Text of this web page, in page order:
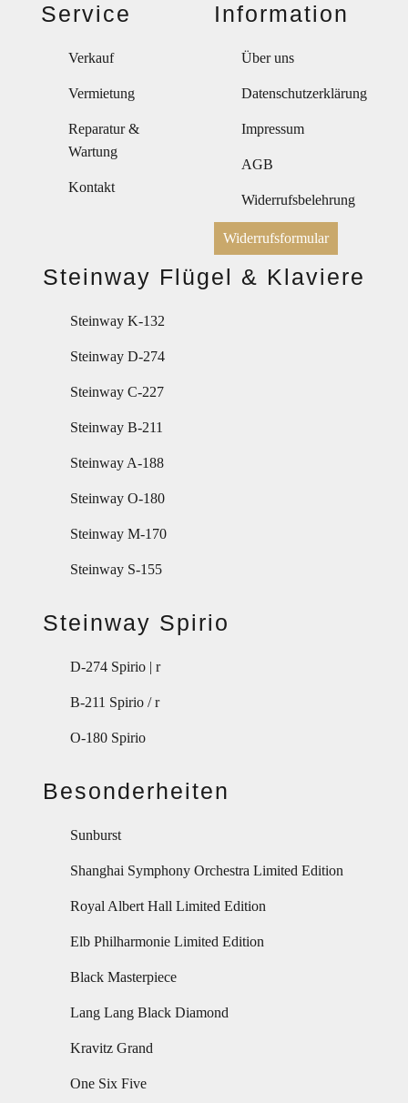
Service
Verkauf
Vermietung
Reparatur &
Wartung
Kontakt
Information
Über uns
Datenschutzerklärung
Impressum
AGB
Widerrufsbelehrung
Widerrufsformular
Steinway Flügel & Klaviere
Steinway K-132
Steinway D-274
Steinway C-227
Steinway B-211
Steinway A-188
Steinway O-180
Steinway M-170
Steinway S-155
Steinway Spirio
D-274 Spirio | r
B-211 Spirio / r
O-180 Spirio
Besonderheiten
Sunburst
Shanghai Symphony Orchestra Limited Edition
Royal Albert Hall Limited Edition
Elb Philharmonie Limited Edition
Black Masterpiece
Lang Lang Black Diamond
Kravitz Grand
One Six Five